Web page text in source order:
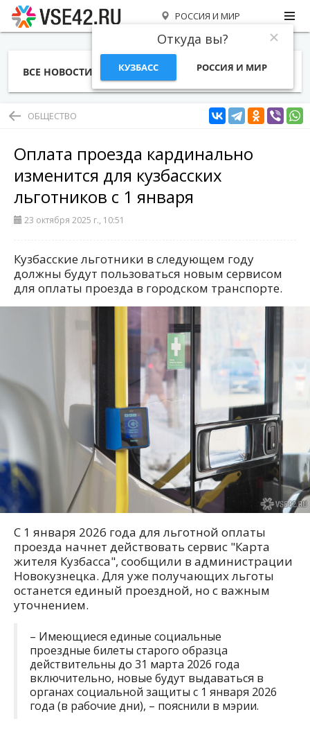
РОССИЯ И МИР
Откуда вы?
КУЗБАСС РОССИЯ И МИР
ВСЕ НОВОСТИ СТАТЬИ ТЕМЫ ФОТО
ОБЩЕСТВО
Оплата проезда кардинально
изменится для кузбасских
льготников с 1 января
23 октября 2025 г., 10:51
Кузбасские льготники в следующем году
должны будут пользоваться новым сервисом
для оплаты проезда в городском транспорте.
С 1 января 2026 года для льготной оплаты
проезда начнет действовать сервис "Карта
жителя Кузбасса", сообщили в администрации
Новокузнецка. Для уже получающих льготы
останется единый проездной, но с важным
уточнением.
– Имеющиеся единые социальные
проездные билеты старого образца
действительны до 31 марта 2026 года
включительно, новые будут выдаваться в
органах социальной защиты с 1 января 2026
года (в рабочие дни), – пояснили в мэрии.